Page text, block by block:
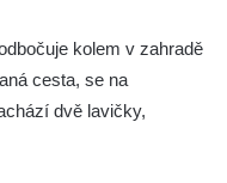
a K
kolem v zahradě
cesta, se na
dvě lavičky,